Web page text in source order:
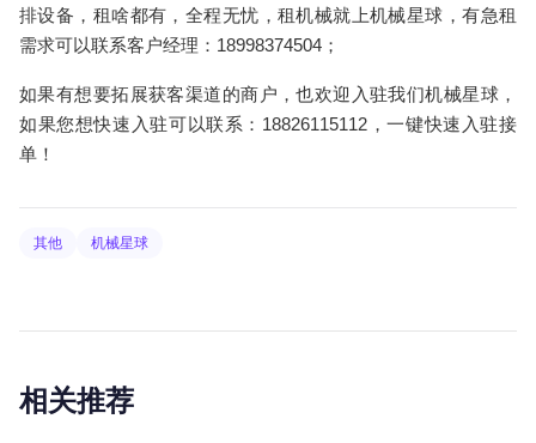
排设备，租啥都有，全程无忧，租机械就上机械星球，有急租
需求可以联系客户经理：18998374504；
如果有想要拓展获客渠道的商户，也欢迎入驻我们机械星球，
如果您想快速入驻可以联系：18826115112，一键快速入驻接
单！
其他 机械星球
相关推荐